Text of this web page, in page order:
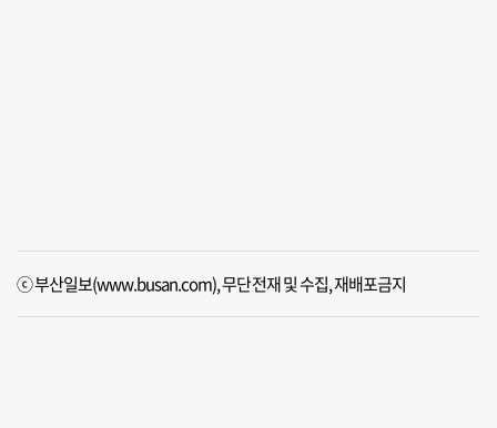
ⓒ 부산일보(www.busan.com), 무단전재 및 수집, 재배포금지